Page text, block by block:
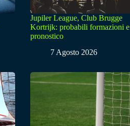
Jupiler League, Club Brugge
Kortrijk: probabili formazioni e
pronostico
7 Agosto 2026